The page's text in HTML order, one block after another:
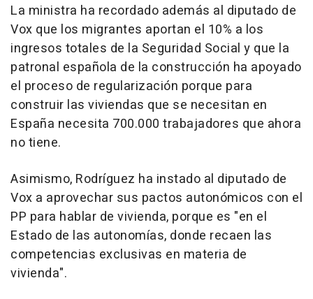
La ministra ha recordado además al diputado de
Vox que los migrantes aportan el 10% a los
ingresos totales de la Seguridad Social y que la
patronal española de la construcción ha apoyado
el proceso de regularización porque para
construir las viviendas que se necesitan en
España necesita 700.000 trabajadores que ahora
no tiene.
Asimismo, Rodríguez ha instado al diputado de
Vox a aprovechar sus pactos autonómicos con el
PP para hablar de vivienda, porque es "en el
Estado de las autonomías, donde recaen las
competencias exclusivas en materia de
vivienda".